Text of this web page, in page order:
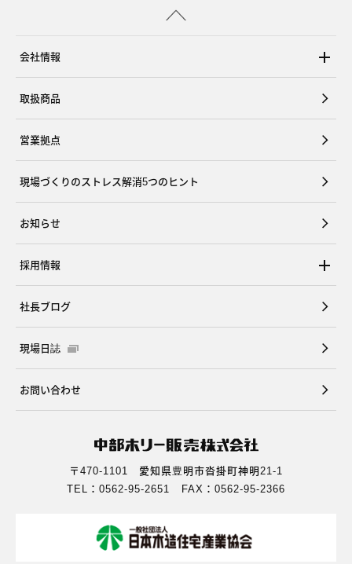
会社情報
取扱商品
営業拠点
現場づくりのストレス解消5つのヒント
お知らせ
採用情報
社長ブログ
現場日誌
お問い合わせ
〒470-1101 愛知県豊明市沓掛町神明21-1
TEL：0562-95-2651 FAX：0562-95-2366